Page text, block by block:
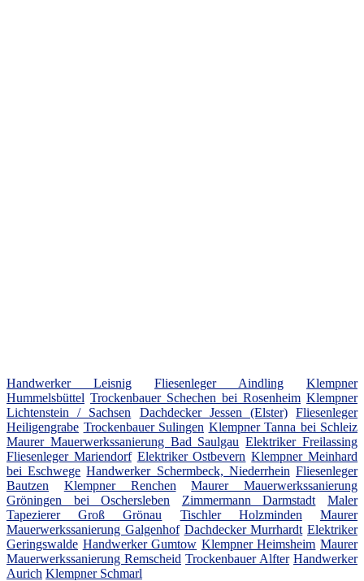
Handwerker Leisnig Fliesenleger Aindling
Klempner
Hummelsbüttel Trockenbauer Schechen bei Rosenheim Klempner
Lichtenstein / Sachsen
Dachdecker Jessen (Elster) Fliesenleger
Heiligengrabe Trockenbauer Sulingen Klempner Tanna bei Schleiz
Maurer Mauerwerkssanierung Bad Saulgau Elektriker Freilassing
Fliesenleger Mariendorf Elektriker Ostbevern Klempner Meinhard
bei Eschwege Handwerker Schermbeck, Niederrhein Fliesenleger
Bautzen
Klempner Renchen
Maurer Mauerwerkssanierung
Gröningen bei Oschersleben
Zimmermann Darmstadt
Maler
Tapezierer Groß Grönau
Tischler Holzminden
Maurer
Mauerwerkssanierung Galgenhof Dachdecker Murrhardt Elektriker
Geringswalde Handwerker Gumtow Klempner Heimsheim Maurer
Mauerwerkssanierung Remscheid Trockenbauer Alfter Handwerker
Aurich Klempner Schmarl